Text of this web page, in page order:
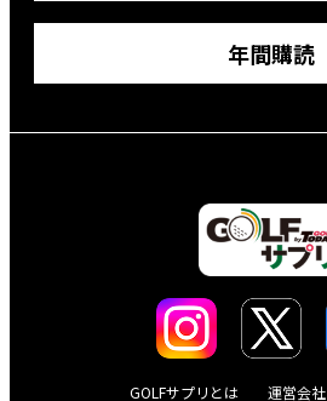
年間購読
GOLFサプリとは 運営会社